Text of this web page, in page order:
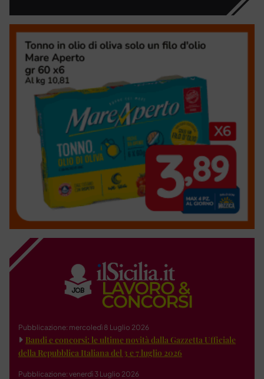
Pubblicazione: mercoledì 8 Luglio 2026
Bandi e concorsi: le ultime novità dalla Gazzetta Ufficiale
della Repubblica Italiana del 3 e 7 luglio 2026
Pubblicazione: venerdì 3 Luglio 2026